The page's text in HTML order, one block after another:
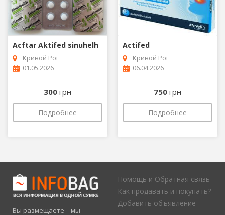
Acftar Aktifed sinuhelh
Кривой Рог
01.05.2026
300 грн
Подробнее
Actifed
Кривой Рог
06.04.2026
750 грн
Подробнее
Вы размещаете – мы
Помощь и Обратная связь
Как продавать и покупать?
Добавить объявление